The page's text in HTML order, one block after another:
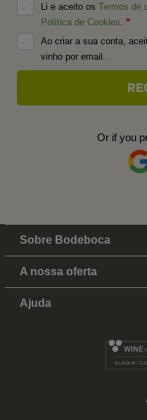
Li e aceito os Termos de
Política de Cookies
Ao criar a sua conta,
vinho por email.
Or if you
Sobre Bodeboca
A nossa oferta
Ajuda